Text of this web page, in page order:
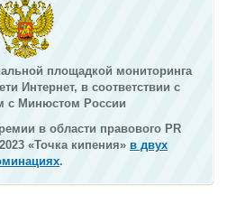
площадкой мониторинга
Интернет, в соответствии с
с Минюстом России
в области правового PR
«Точка кипения» в двух
.